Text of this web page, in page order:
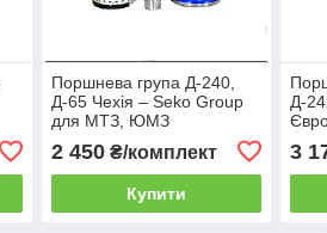
Поршнева група Д-240,
Д-65 Чехія – Seko Group
для МТЗ, ЮМЗ
2 450₴/комплект
Купити
Д-
ПМЗ
3